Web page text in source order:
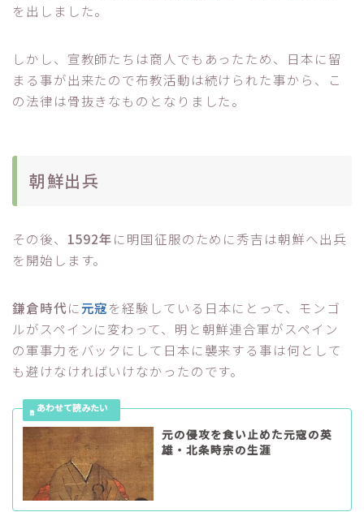
を出しました。
しかし、宣教師たちは商人でもあったため、日本に留
まる事が出来たので布教活動は続けられた事から、こ
の法律は骨抜きなものとなりました。
朝鮮出兵
その後、 1592年に明国征服のために秀吉は朝鮮へ出兵
を開始します。
鎌倉時代に元寇を経験している日本にとって、モンゴ
ルがスペインに変わって、明と朝鮮連合軍がスペイン
の軍事力をバックにして日本に襲来する事は何として
も避けなければいけなかったのです。
元の侵攻を食い止めた元寇の英
雄・北条時宗の生涯